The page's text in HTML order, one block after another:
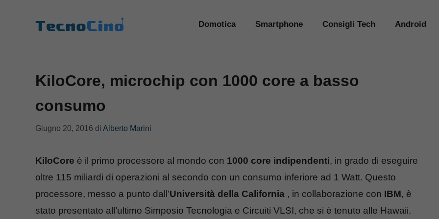
Domotica Smartphone Consigli Tech Android
KiloCore, microchip con 1000 core a basso
consumo
Giugno 20, 2016 di Alberto Marini
KiloCore è il primo processore al mondo con 1000 core indipendenti, in grado di eseguire
oltre 115 miliardi di operazioni al secondo con un consumo inferiore ad 1 Watt. Questo
processore, messo a punto dall’Università della California , in collaborazione con IBM, è
stato presentato all’ultimo Simposio Tecnologia e Circuiti VLSI, che si è tenuto alle Hawaii.